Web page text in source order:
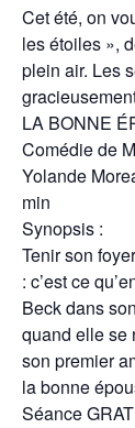
Cet été, on
les étoiles »,
plein air. Les
LA BONNE
Comédie de
Yolande
min
Synopsis :
Tenir son
: c’est ce
Beck dans
quand elle se
son premier
la bonne
Séance